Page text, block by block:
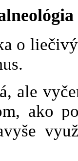
o
ale
ako